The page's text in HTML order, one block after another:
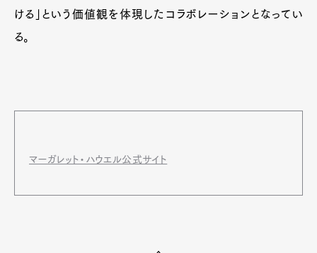
ける」という価値観を体現したコラボレーションとなってい
る。
マーガレット・ハウエル公式サイト